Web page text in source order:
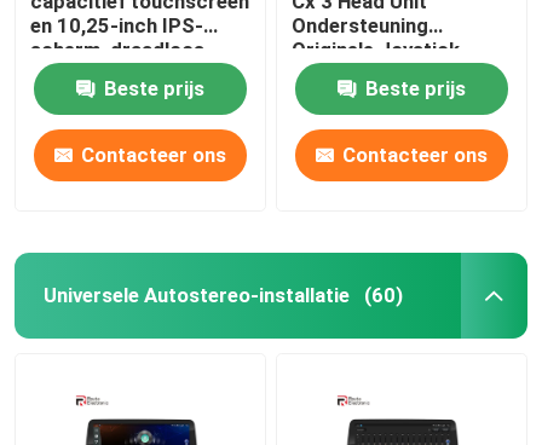
en 10,25-inch IPS-
scherm, draadloos
Carplay
Beste prijs
Contacteer ons
Ondersteuning
Originele Joystick
Draadloze Carplay 4G
Beste prijs
Contacteer ons
Universele Autostereo-installatie (60)